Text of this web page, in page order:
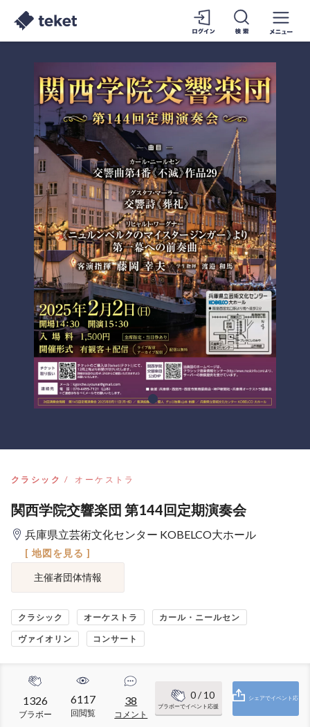
クラシック オーケストラ
関西学院交響楽団 第144回定期演奏会
兵庫県立芸術文化センター KOBELCO大ホール
[ 地図を見る ]
主催者団体情報
クラシック オーケストラ カール・ニールセン
ヴァイオリン コンサート
1326
ブラボー
6117
回閲覧
38
コメント
0/ 10
ブラボーでイベント応援
シェアでイベント応